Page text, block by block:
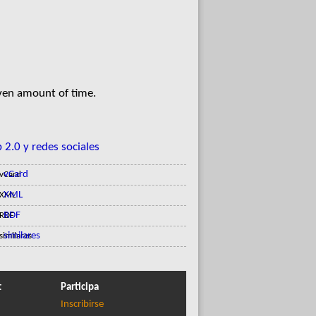
amount of time.
2.0 y redes sociales
vCard
XML
RDF
similares
Participa
Inscribirse